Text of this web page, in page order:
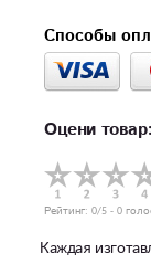
Способы
Оцени товар:
Рейтинг: 0/5 - 0
Каждая